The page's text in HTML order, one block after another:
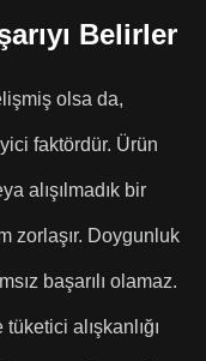
Belirler
olsa da,
faktördür. Ürün
alışılmadık bir
zorlaşır. Doygunluk
başarılı olamaz.
alışkanlığı